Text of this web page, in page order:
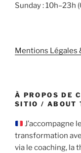
Sunday : 10h–23h
Mentions Légales
À PROPOS DE
SITIO / ABOUT
J’accompagne
transformation
via le coaching, la